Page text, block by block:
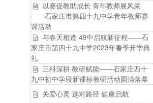
以赛促教助成长 青年教师展风采
——石家庄市第四十九中学青年教师赛
课活动
与春天相逢 49中启航新征程——石
家庄市第四十九中学2023年春季开学典
礼
三科深耕·教研赋能——石家庄四十
九中初中学段新课标教研活动圆满落幕
关爱心灵 选对路径 健康启航